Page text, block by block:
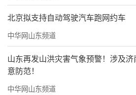
北京拟支持自动驾驶汽车跑网约车
中华网山东频道
山东再发山洪灾害气象预警！涉及
意防范！
中华网山东频道